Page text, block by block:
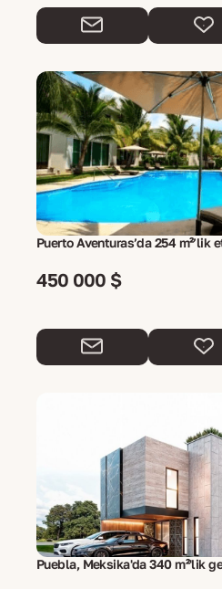
Puerto Aventuras’da 254
450 000 $
Puebla, Meksika'da 340 m²'lik